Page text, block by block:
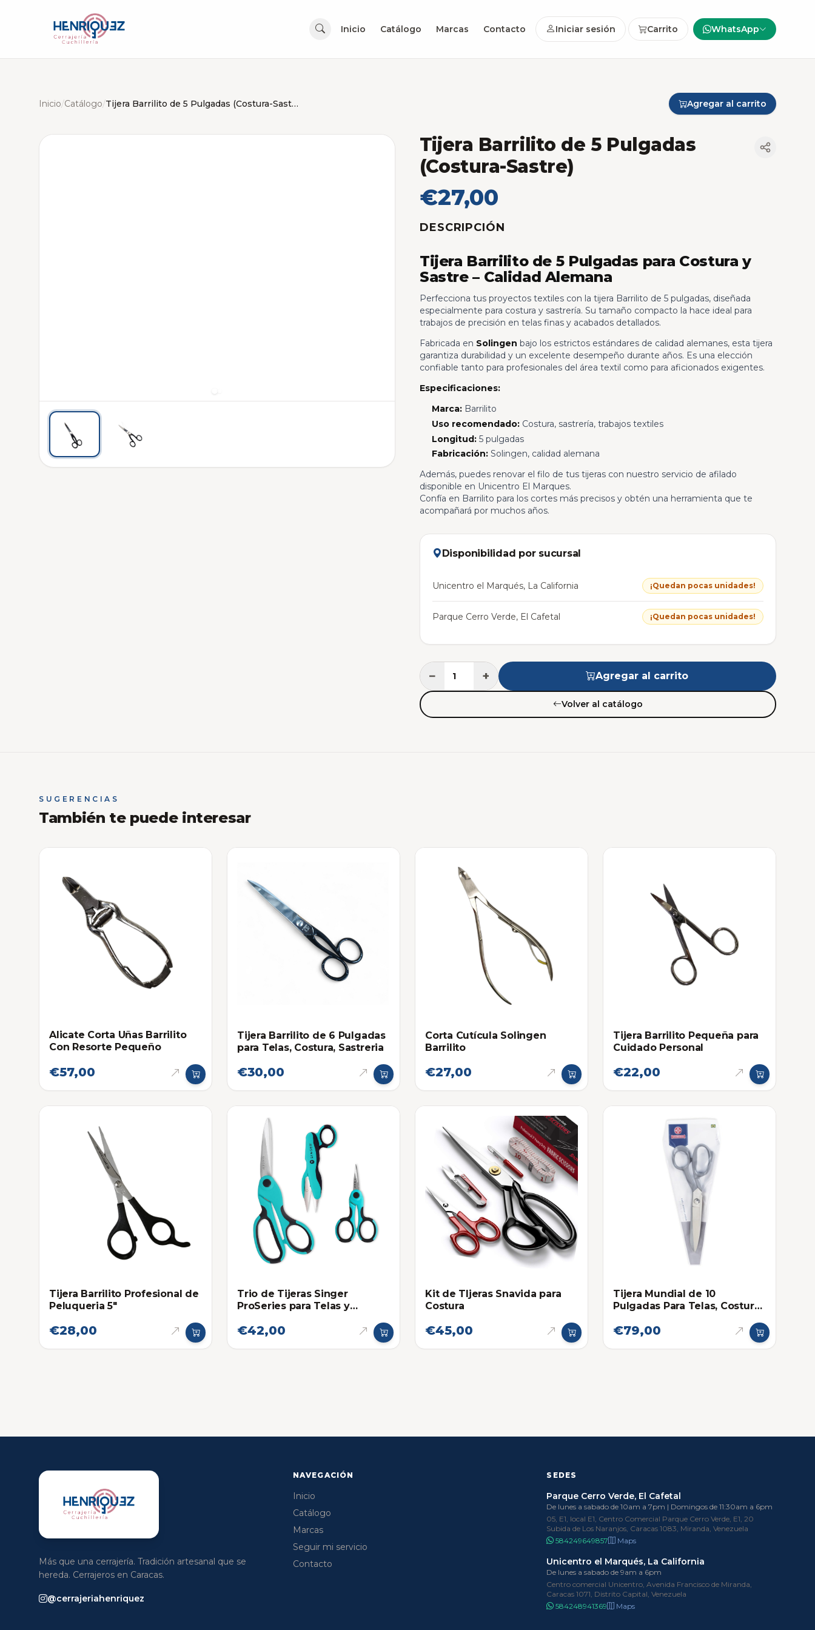
Inicio Catálogo Marcas Contacto Iniciar sesión Carrito WhatsApp
Inicio/Catálogo/ Tijera Barrilito de 5 Pulgadas (Costura-Sastre) Agregar al carrito
Tijera Barrilito de 5 Pulgadas
(Costura-Sastre)
€27,00
DESCRIPCIÓN
Tijera Barrilito de 5 Pulgadas para Costura y
Sastre – Calidad Alemana
Perfecciona tus proyectos textiles con la tijera Barrilito de 5 pulgadas, diseñada
especialmente para costura y sastrería. Su tamaño compacto la hace ideal para
trabajos de precisión en telas finas y acabados detallados.
Fabricada en Solingen bajo los estrictos estándares de calidad alemanes, esta tijera
garantiza durabilidad y un excelente desempeño durante años. Es una elección
confiable tanto para profesionales del área textil como para aficionados exigentes.
Especificaciones:
Marca:Barrilito
Uso recomendado:Costura, sastrería, trabajos textiles
Longitud:5 pulgadas
Fabricación:Solingen, calidad alemana
Además, puedes renovar el filo de tus tijeras con nuestro servicio de afilado
disponible en Unicentro El Marques.
Confía en Barrilito para los cortes más precisos y obtén una herramienta que te
acompañará por muchos años.
Disponibilidad por sucursal
Unicentro el Marqués, La California ¡Quedan pocas unidades!
Parque Cerro Verde, El Cafetal ¡Quedan pocas unidades!
− + Agregar al carrito
Volver al catálogo
SUGERENCIAS
También te puede interesar
Alicate Corta Uñas Barrilito
Con Resorte Pequeño
€57,00
Tijera Barrilito de 6 Pulgadas
para Telas, Costura, Sastreria
€30,00
Corta Cutícula Solingen
Barrilito
€27,00
Tijera Barrilito Pequeña para
Cuidado Personal
€22,00
Tijera Barrilito Profesional de
Peluqueria 5"
€28,00
Trio de Tijeras Singer
ProSeries para Telas y
€42,00
Kit de TIjeras Snavida para
Costura
€45,00
Tijera Mundial de 10
Pulgadas Para Telas, Costura,
€79,00
Más que una cerrajería. Tradición artesanal que se
hereda. Cerrajeros en Caracas.
@cerrajeriahenriquez
NAVEGACIÓN
Inicio
Catálogo
Marcas
Seguir mi servicio
Contacto
SEDES
Parque Cerro Verde, El Cafetal
De lunes a sabado de 10am a 7pm | Domingos de 11:30am a 6pm
05, E1, local E1, Centro Comercial Parque Cerro Verde, E1, 20
Subida de Los Naranjos, Caracas 1083, Miranda, Venezuela
584249649857
Maps
Unicentro el Marqués, La California
De lunes a sabado de 9am a 6pm
Centro comercial Unicentro, Avenida Francisco de Miranda,
Caracas 1071, Distrito Capital, Venezuela
584248941369
Maps